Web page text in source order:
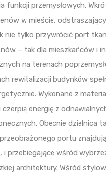
przemysłowych.
w mieście,
nie tylko przywrócić port
– tak dla mieszkańców i
na terenach
rewitalizacji budynków
Wykonane z
energię z
Obecnie dzielnica
portu
przebiegające wśród
architektury. Wśród